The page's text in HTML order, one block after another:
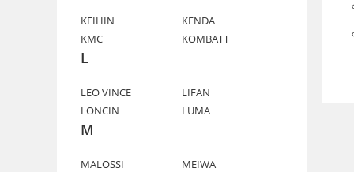
KEIHIN
KENDA
KMC
KOMBATT
L
LEO VINCE
LIFAN
LONCIN
LUMA
M
MALOSSI
MEIWA